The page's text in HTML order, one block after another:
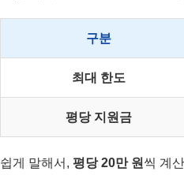
구분
최대 한도
평당 지원금
쉽게 말해서, 평당 20만 원 씩 계